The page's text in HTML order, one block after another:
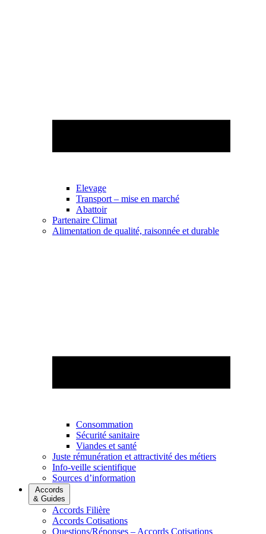
Elevage
Transport – mise en marché
Abattoir
Partenaire Climat
Alimentation de qualité, raisonnée et durable
Consommation
Sécurité sanitaire
Viandes et santé
Juste rémunération et attractivité des métiers
Info-veille scientifique
Sources d’information
Accords
& Guides
Accords Filière
Accords Cotisations
Questions/Réponses – Accords Cotisations